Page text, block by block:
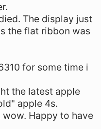
The display just
the flat ribbon was
for some time i
the latest apple
apple 4s.
Happy to have